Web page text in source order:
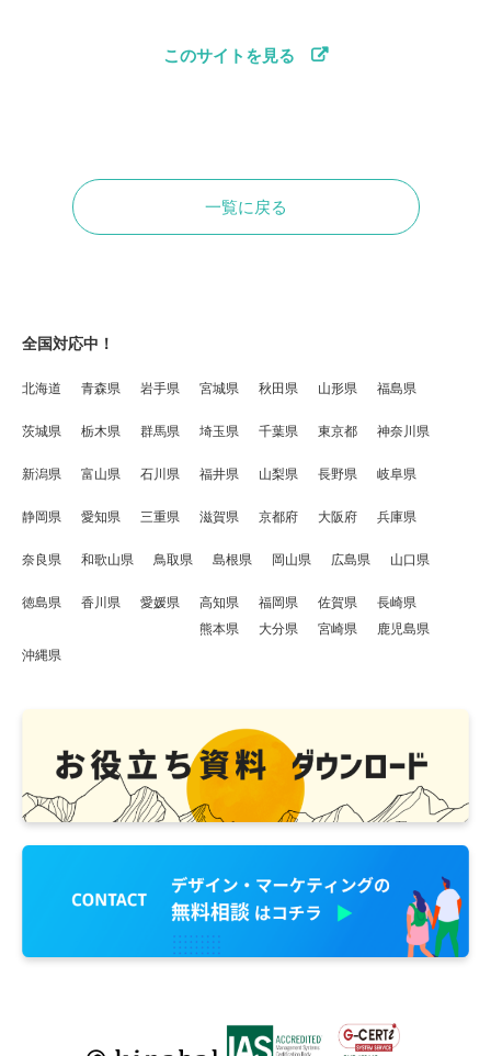
このサイトを見る
一覧に戻る
全国対応中！
北海道 青森県 岩手県 宮城県 秋田県 山形県 福島県
茨城県 栃木県 群馬県 埼玉県 千葉県 東京都 神奈川県
新潟県 富山県 石川県 福井県 山梨県 長野県 岐阜県
静岡県 愛知県 三重県 滋賀県 京都府 大阪府 兵庫県
奈良県 和歌山県 鳥取県 島根県 岡山県 広島県 山口県
徳島県 香川県 愛媛県 高知県 福岡県 佐賀県
長崎県
熊本県
大分県 宮崎県
鹿児島県
沖縄県